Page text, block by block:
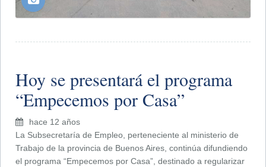
Hoy se presentará el programa
“Empecemos por Casa”
hace 12 años
La Subsecretaría de Empleo, perteneciente al ministerio de
Trabajo de la provincia de Buenos Aires, continúa difundiendo
el programa “Empecemos por Casa”, destinado a regularizar